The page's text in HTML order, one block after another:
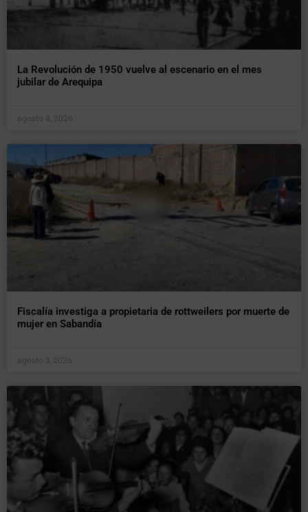
La Revolución de 1950 vuelve al escenario en el mes
jubilar de Arequipa
agosto 4, 2026
Fiscalía investiga a propietaria de rottweilers por muerte de
mujer en Sabandía
agosto 3, 2026